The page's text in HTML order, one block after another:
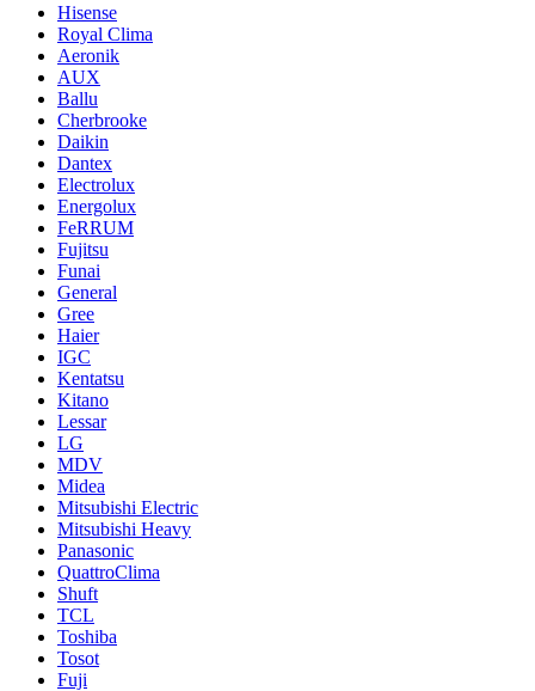
Hisense
Royal Clima
Aeronik
AUX
Ballu
Cherbrooke
Daikin
Dantex
Electrolux
Energolux
FeRRUM
Fujitsu
Funai
General
Gree
Haier
IGC
Kentatsu
Kitano
Lessar
LG
MDV
Midea
Mitsubishi Electric
Mitsubishi Heavy
Panasonic
QuattroClima
Shuft
TCL
Toshiba
Tosot
Fuji